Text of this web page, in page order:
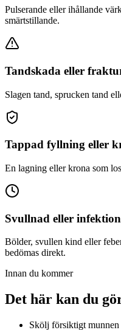
Pulserande eller ihållande
smärtstillande.
Tandskada eller
Slagen tand, sprucken tand
Tappad fyllning eller
En lagning eller krona som
Svullnad eller infektion
Bölder, svullen kind eller
bedömas direkt.
Innan du kommer
Det här kan du
Skölj försiktigt